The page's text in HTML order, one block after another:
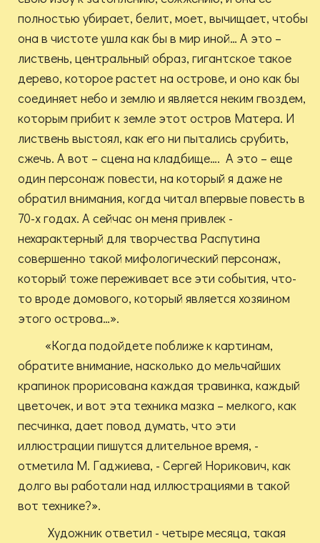
полностью убирает, белит, моет, вычищает, чтобы
она в чистоте ушла как бы в мир иной… А это –
листвень, центральный образ, гигантское такое
дерево, которое растет на острове, и оно как бы
соединяет небо и землю и является неким гвоздем,
которым прибит к земле этот остров Матера. И
листвень выстоял, как его ни пытались срубить,
сжечь. А вот – сцена на кладбище…. А это – еще
один персонаж повести, на который я даже не
обратил внимания, когда читал впервые повесть в
70-х годах. А сейчас он меня привлек -
нехарактерный для творчества Распутина
совершенно такой мифологический персонаж,
который тоже переживает все эти события, что-
то вроде домового, который является хозяином
этого острова…».
«Когда подойдете поближе к картинам,
обратите внимание, насколько до мельчайших
крапинок прорисована каждая травинка, каждый
цветочек, и вот эта техника мазка – мелкого, как
песчинка, дает повод думать, что эти
иллюстрации пишутся длительное время, -
отметила М. Гаджиева, - Сергей Норикович, как
долго вы работали над иллюстрациями в такой
вот технике?».
Художник ответил - четыре месяца, такая